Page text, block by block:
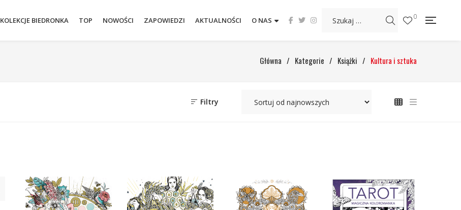
KOLEKCJE BIEDRONKA TOP NOWOŚCI ZAPOWIEDZI AKTUALNOŚCI O NAS 0
Główna / Kategorie / Książki / Kultura i sztuka
Filtry